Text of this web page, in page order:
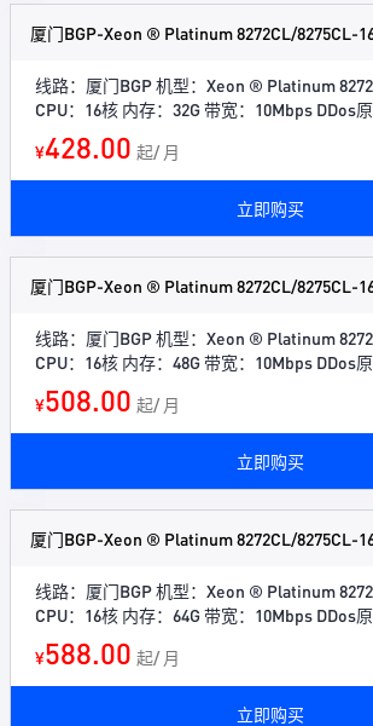
厦门BGP-Xeon ® Platinum 8272CL/8275CL-
线路：厦门BGP 机型：Xeon ® Platinum
CPU：16核 内存：32G 带宽：10Mbps DDos
¥428.00 起/ 月
立即购买
厦门BGP-Xeon ® Platinum 8272CL/8275CL-
线路：厦门BGP 机型：Xeon ® Platinum
CPU：16核 内存：48G 带宽：10Mbps DDos
¥508.00 起/ 月
立即购买
厦门BGP-Xeon ® Platinum 8272CL/8275CL-
线路：厦门BGP 机型：Xeon ® Platinum
CPU：16核 内存：64G 带宽：10Mbps DDos
¥588.00 起/ 月
立即购买